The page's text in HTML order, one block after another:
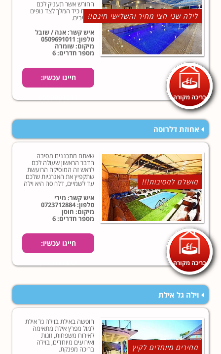
לילה שני חצי מחיר והשלישי חינם!!
בריכה מקורה
החורש אשר תעניק לכם
אירוח כיד המלך לצד נופים
מרהיבים.
איש קשר: אנה / שובל
טלפון: 0509691011
מיקום: שומרה
מספר חדרים: 6
חייגו עכשיו:
אחוזת דלרוסה
מושלם למסיבות!!!
בריכה מקורה
שאתם מתכננים מסיבה
הדבר הראשון שעולה לכם
לראש זה המוסיקה הרועשת
שתקפיץ את האנרגיות שלכם
עד לשמיים, דלרוסה היא וילה
איש קשר: מירי
טלפון:0723712884
מיקום: חוסן
מספר חדרים: 6
חייגו עכשיו:
וילה גל אילת
מחירים מיוחדים לקיץ
חופשה באילת בוילה גל אילת
למול מפרץ אילת מתאימה
לאירוח משפחות, זוגות
ואירועים מיוחדים, בוילה
בריכה מפנקת.